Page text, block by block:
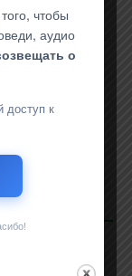
чтобы
аудио
о
доступ к